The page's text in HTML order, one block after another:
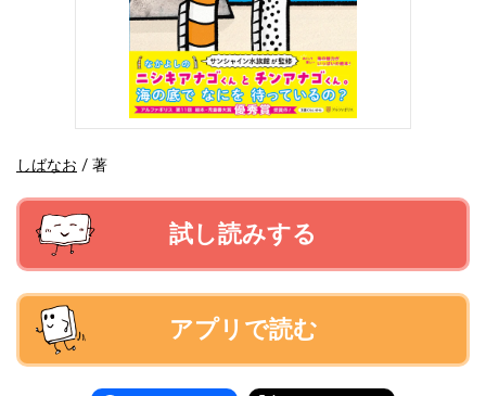
しばなお / 著
試し読みする
アプリで読む